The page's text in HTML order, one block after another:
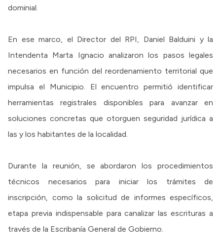
dominial.
En ese marco, el Director del RPI, Daniel Balduini y la
Intendenta Marta Ignacio analizaron los pasos legales
necesarios en función del reordenamiento territorial que
impulsa el Municipio. El encuentro permitió identificar
herramientas registrales disponibles para avanzar en
soluciones concretas que otorguen seguridad jurídica a
las y los habitantes de la localidad.
Durante la reunión, se abordaron los procedimientos
técnicos necesarios para iniciar los trámites de
inscripción, como la solicitud de informes específicos,
etapa previa indispensable para canalizar las escrituras a
través de la Escribanía General de Gobierno.